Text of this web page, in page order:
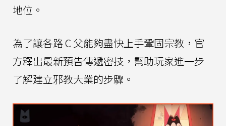
地位。
為了讓各路 C 父能夠盡快上手鞏固宗教，官
方釋出最新預告傳遞密技，幫助玩家進一步
了解建立邪教大業的步驟。